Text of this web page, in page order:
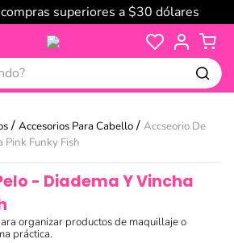
superiores a $30 dólares
Accesorios Para Cabello
Accseorio De
Pink Funky Fish
- Diadema Y Vincha
organizar productos de maquillaje o
práctica.